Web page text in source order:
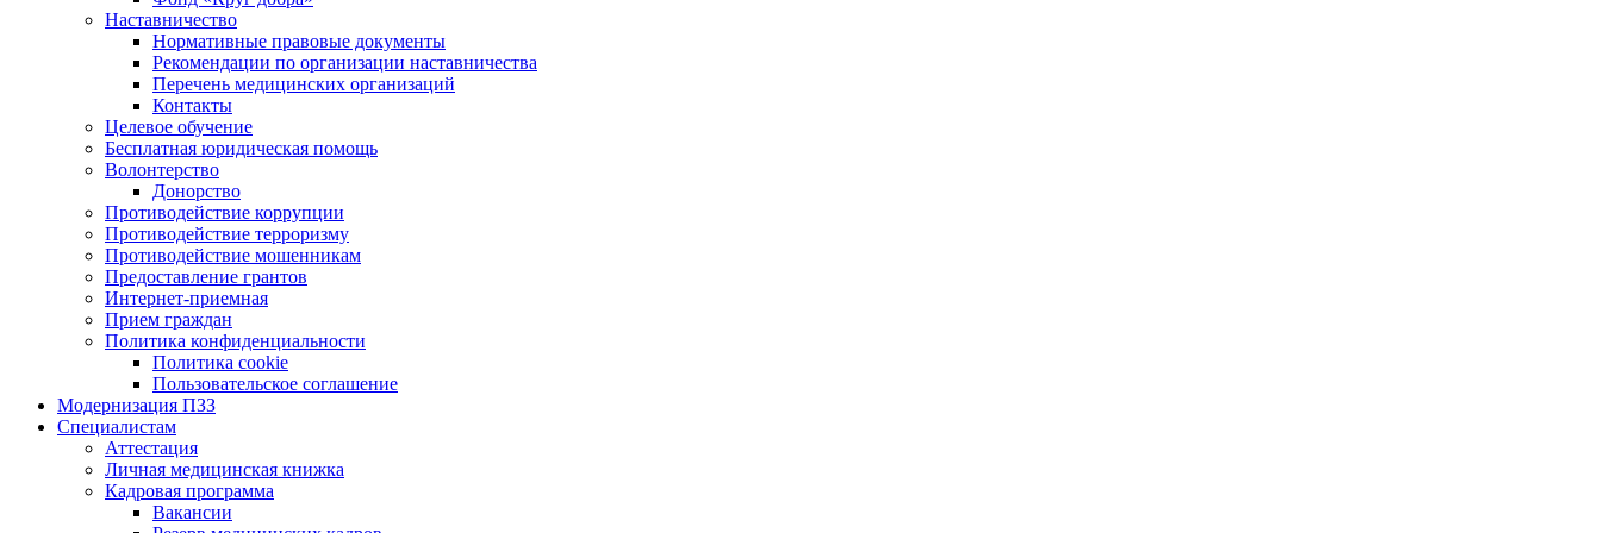
Наставничество
Нормативные правовые документы
Рекомендации по организации наставничества
Перечень медицинских организаций
Контакты
Целевое обучение
Бесплатная юридическая помощь
Волонтерство
Донорство
Противодействие коррупции
Противодействие терроризму
Противодействие мошенникам
Предоставление грантов
Интернет-приемная
Прием граждан
Политика конфиденциальности
Политика cookie
Пользовательское соглашение
Модернизация ПЗЗ
Специалистам
Аттестация
Личная медицинская книжка
Кадровая программа
Вакансии